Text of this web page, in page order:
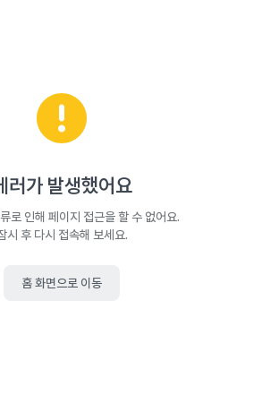
러가 발생했어요
로 인해 페이지 접근을 할 수 없어요.
시 후 다시 접속해 보세요.
홈 화면으로 이동